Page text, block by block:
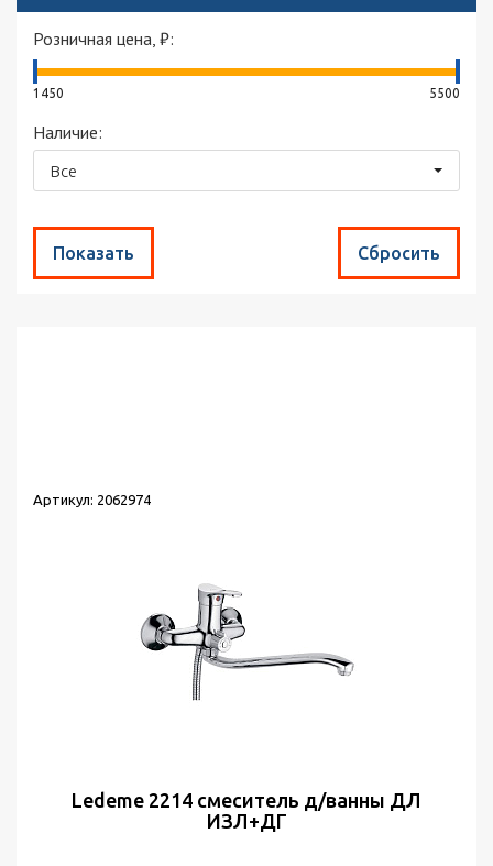
Розничная цена, ₽:
1450 5500
Наличие:
Все
Артикул: 2062974
Ledeme 2214 смеситель д/ванны ДЛ
ИЗЛ+ДГ